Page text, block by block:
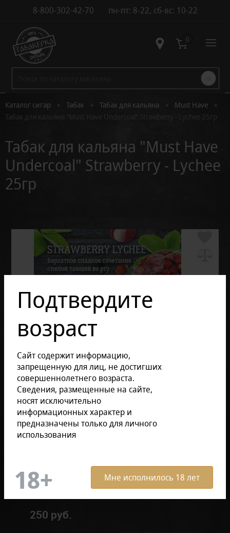
8-800-302-42-70 пн-пт: 8-22, сб-вс: 10-22
Контакты 0
Каталог сигар Табак Табак для кальяна Must Have
Табак для кальяна "Must Have Undercoal" Strawberry - Lychee 25гр
Табак для кальяна "Must Have
Undercoal" Strawberry - Lychee
25гр
Подтвердите
возраст
Сайт содержит информацию,
запрещенную для лиц, не достигших
совершеннолетнего возраста.
Сведения, размещенные на сайте,
носят исключительно
информационных характер и
предназначены только для личного
использования
Мне исполнилось 18 лет
Отзывов: 0
250 руб.